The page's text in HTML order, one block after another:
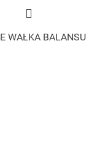
WAŁKA BALANSU